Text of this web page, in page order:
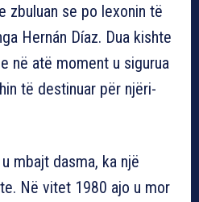
zbuluan se po lexonin të
Hernán Díaz. Dua kishte
në atë moment u sigurua
të destinuar për njëri-
u mbajt dasma, ka një
Në vitet 1980 ajo u mor